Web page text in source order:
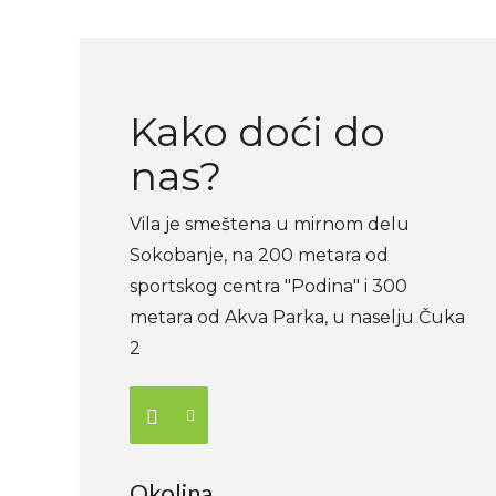
Kako doći do
nas?
Vila je smeštena u mirnom delu
Sokobanje, na 200 metara od
sportskog centra "Podina" i 300
metara od Akva Parka, u naselju Čuka
2